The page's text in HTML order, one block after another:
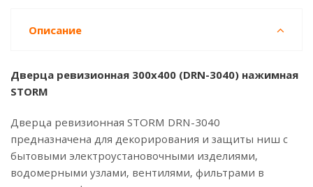
Описание
Дверца ревизионная 300x400 (DRN-3040) нажимная
STORM
Дверца ревизионная STORM DRN-3040
предназначена для декорирования и защиты ниш с
бытовыми электроустановочными изделиями,
водомерными узлами, вентилями, фильтрами в